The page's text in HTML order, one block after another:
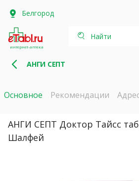
Белгород
интернет-аптека
Найти
АНГИ СЕПТ
Основное Рекомендации
АНГИ СЕПТ Доктор Тайсс
Шалфей